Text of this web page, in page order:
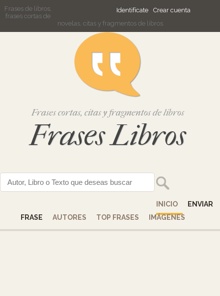
Identifícate Crear cuenta
Frases de libros,
frases cortas de
novelas, citas y fragmentos de libros
Frases cortas, citas y fragmentos de libros
Frases Libros
INICIO
ENVIAR
FRASE
AUTORES TOP FRASES IMÁGENES